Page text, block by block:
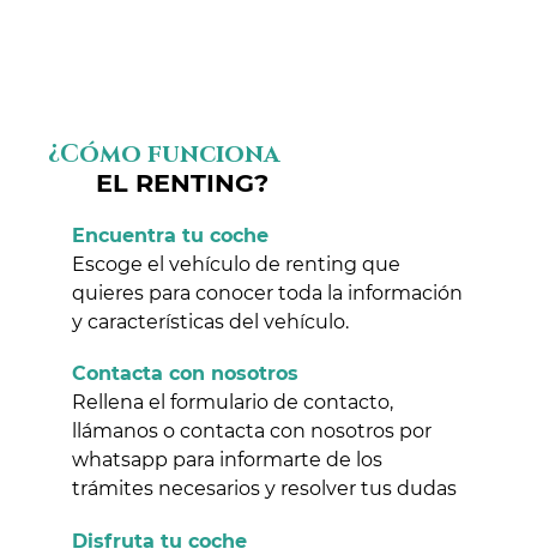
¿Cómo funciona
EL RENTING?
Encuentra tu coche
Escoge el vehículo de renting que
quieres para conocer toda la información
y características del vehículo.
Contacta con nosotros
Rellena el formulario de contacto,
llámanos o contacta con nosotros por
whatsapp para informarte de los
trámites necesarios y resolver tus dudas
Disfruta tu coche